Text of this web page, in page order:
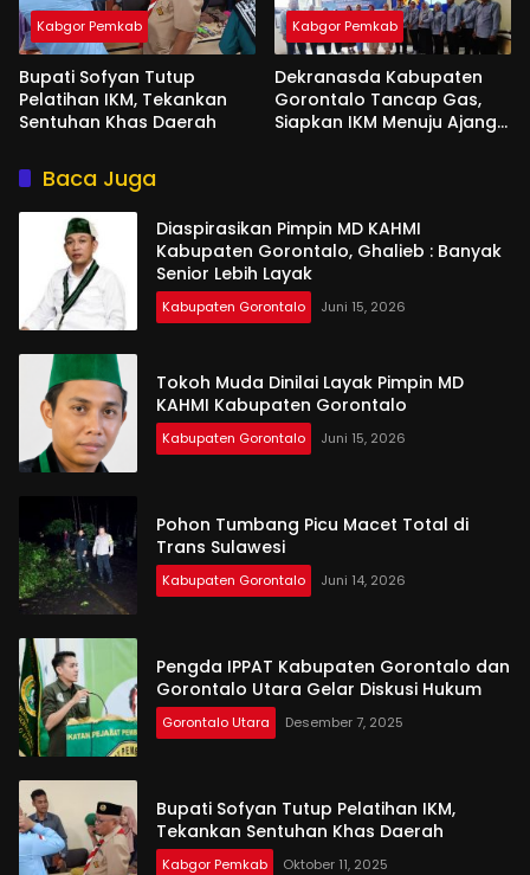
Kabgor Pemkab
Bupati Sofyan Tutup
Pelatihan IKM, Tekankan
Sentuhan Khas Daerah
Kabgor Pemkab
Dekranasda Kabupaten
Gorontalo Tancap Gas,
Siapkan IKM Menuju Ajang
Baca Juga
Diaspirasikan Pimpin MD KAHMI
Kabupaten Gorontalo, Ghalieb : Banyak
Senior Lebih Layak
Kabupaten Gorontalo Juni 15, 2026
Tokoh Muda Dinilai Layak Pimpin MD
KAHMI Kabupaten Gorontalo
Kabupaten Gorontalo Juni 15, 2026
Pohon Tumbang Picu Macet Total di
Trans Sulawesi
Kabupaten Gorontalo Juni 14, 2026
Pengda IPPAT Kabupaten Gorontalo dan
Gorontalo Utara Gelar Diskusi Hukum
Gorontalo Utara Desember 7, 2025
Bupati Sofyan Tutup Pelatihan IKM,
Tekankan Sentuhan Khas Daerah
Kabgor Pemkab Oktober 11, 2025